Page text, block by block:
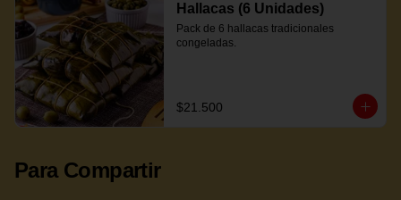
Hallacas (6 Unidades)
Pack de 6 hallacas tradicionales
congeladas.
$21.500
Para Compartir